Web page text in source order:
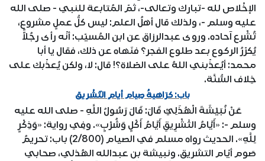
الإخْلاص لله -تبارك وتعالى-، ثمّ المُتابعة للنبي - صلى الله
عليه وسلم -، ولذلك قال أهلُ العلم: ليس كلُّ عملٍ مشروعٍ،
تُشْرع آحاده. وروى عبدالرزاق عن ابن المُسيّب: أنّه رأى رجُلاً
يُكرّرُ الركوع بعد طلوع الفجر؟ فنَهاه عن ذلك، فقال يا أبا
محمد: أيُعذّبني اللهُ على الصّلاة؟! قال: لا، ولكن يُعذّبك على
خِلاف السُّنَّة.
باب: كرَاهيةُ صِيام أيامِ التّشْريق
عَنْ نُبَيْشَةَ الْهُذَلِيِّ قَالَ: قَالَ رَسُولُ اللَّهِ - صلى الله عليه
وسلم -: «أَيَّامُ التَّشْرِيقِ أَيَّامُ أَكْلٍ وَشُرْبٍ». وفِي رواية: «وَذِكْرٍ
لِلَّهِ». الحديث رواه مسلم في الصيام (2/800) باب: تحريمُ
صَوم أيّام التشريق. ونبيشة بن عبدالله الهُذلي، صحابي